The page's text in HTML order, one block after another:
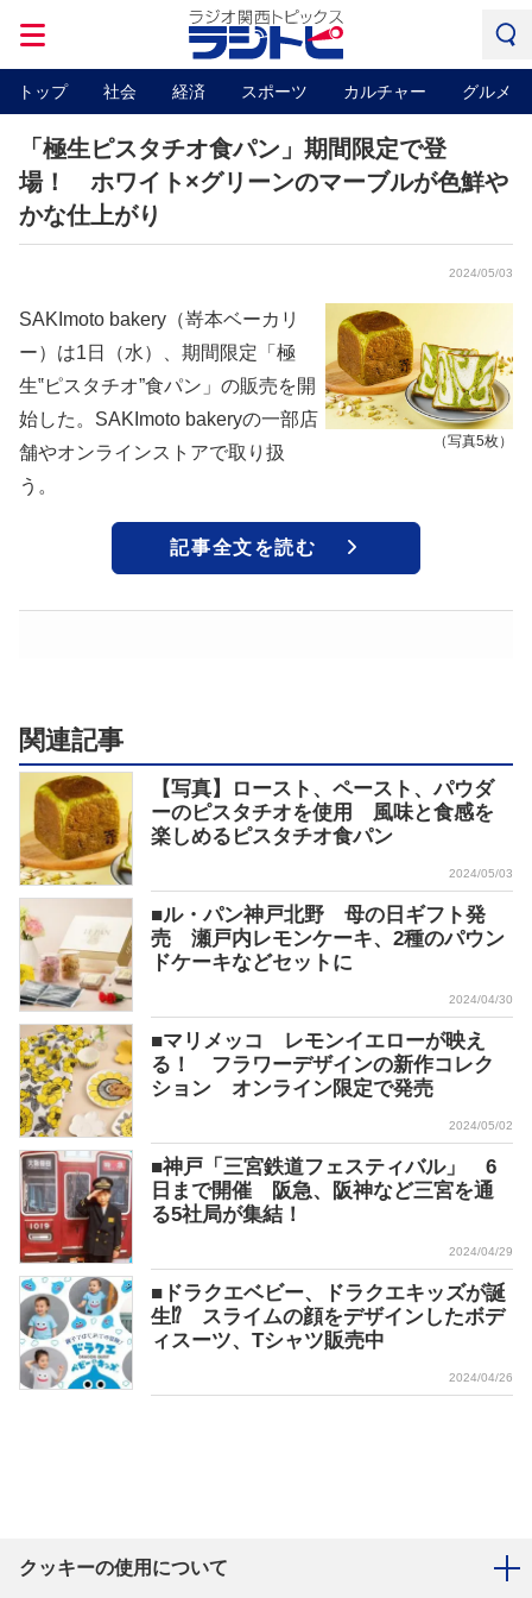
トップ 社会 経済 スポーツ カルチャー グルメ
「極生ピスタチオ食パン」期間限定で登
場！ ホワイト×グリーンのマーブルが色鮮や
かな仕上がり
2024/05/03
（写真5枚）
SAKImoto bakery（嵜本ベーカリ
ー）は1日（水）、期間限定「極
生‟ピスタチオ”食パン」の販売を開
始した。SAKImoto bakeryの一部店
舗やオンラインストアで取り扱
う。
記事全文を読む
関連記事
【写真】ロースト、ペースト、パウダ
ーのピスタチオを使用 風味と食感を
楽しめるピスタチオ食パン
2024/05/03
■ル・パン神戸北野 母の日ギフト発
売 瀬戸内レモンケーキ、2種のパウン
ドケーキなどセットに
2024/04/30
■マリメッコ レモンイエローが映え
る！ フラワーデザインの新作コレク
ション オンライン限定で発売
2024/05/02
■神戸「三宮鉄道フェスティバル」 6
日まで開催 阪急、阪神など三宮を通
る5社局が集結！
2024/04/29
■ドラクエベビー、ドラクエキッズが誕
生⁉ スライムの顔をデザインしたボデ
ィスーツ、Tシャツ販売中
2024/04/26
クッキーの使用について